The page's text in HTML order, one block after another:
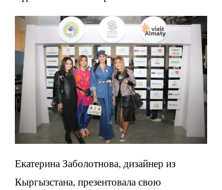
Екатерина Заболотнова, дизайнер из
Кыргызстана, презентовала свою